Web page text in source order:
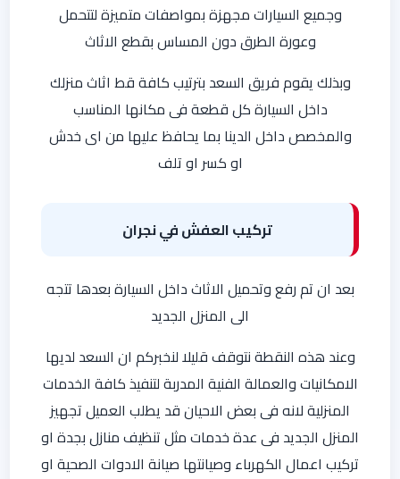
وجميع السيارات مجهزة بمواصفات متميزة لتتحمل
وعورة الطرق دون المساس بقطع الاثاث
وبذلك يقوم فريق السعد بترتيب كافة قط اثاث منزلك
داخل السيارة كل قطعة فى مكانها المناسب
والمخصص داخل الدينا بما يحافظ عليها من اى خدش
او كسر او تلف
تركيب العفش في نجران
بعد ان تم رفع وتحميل الاثاث داخل السيارة بعدها تتجه
الى المنزل الجديد
وعند هذه النقطة نتوقف قليلا لنخبركم ان السعد لديها
الامكانيات والعمالة الفنية المدربة لتنفيذ كافة الخدمات
المنزلية لانه فى بعض الاحيان قد يطلب العميل تجهيز
المنزل الجديد فى عدة خدمات مثل تنظيف منازل بجدة او
تركيب اعمال الكهرباء وصيانتها صيانة الادوات الصحية او